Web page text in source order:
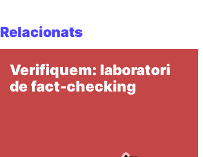
Relacionats
Verifiquem: laboratori
de fact-checking